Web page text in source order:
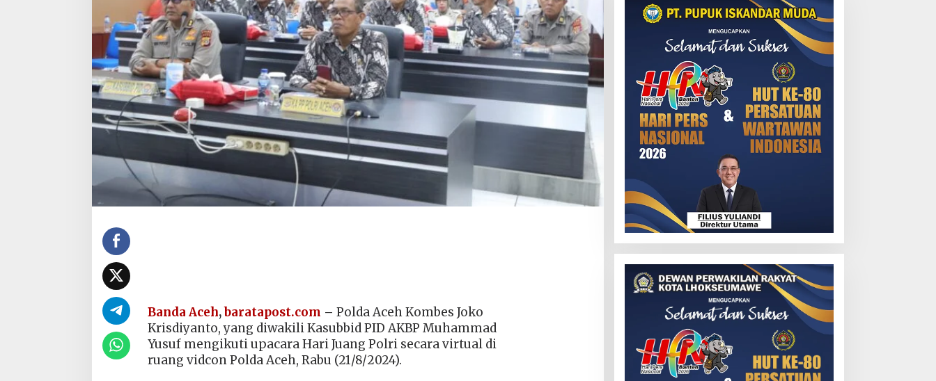
Banda Aceh,baratapost.com – Polda Aceh Kombes Joko
Krisdiyanto, yang diwakili Kasubbid PID AKBP Muhammad
Yusuf mengikuti upacara Hari Juang Polri secara virtual di
ruang vidcon Polda Aceh, Rabu (21/8/2024).